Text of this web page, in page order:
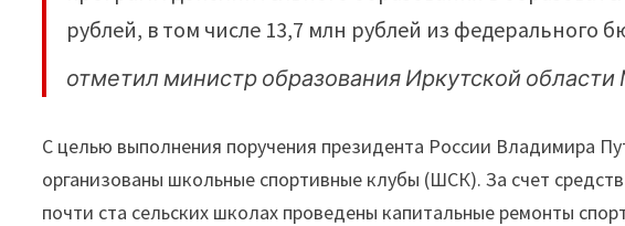
рублей, в том числе 13,7 млн рублей из федерального
отметил министр образования Иркутской
С целью выполнения поручения президента России Владимира
организованы школьные спортивные клубы (ШСК). За счет
почти ста сельских школах проведены капитальные ремонты